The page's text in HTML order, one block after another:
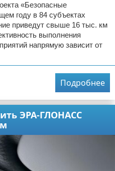
«Безопасные
году в 84 субъектах
приведут свыше 16 тыс. км
выполнения
напрямую зависит от
Подробнее
ЭРА-ГЛОНАСС